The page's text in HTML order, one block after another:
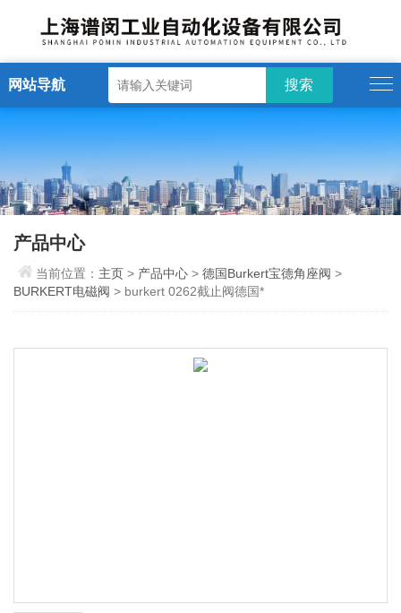
网站导航
产品中心
当前位置： 主页> 产品中心 >德国Burkert宝德角座阀 >
BURKERT电磁阀 > burkert 0262截止阀德国*